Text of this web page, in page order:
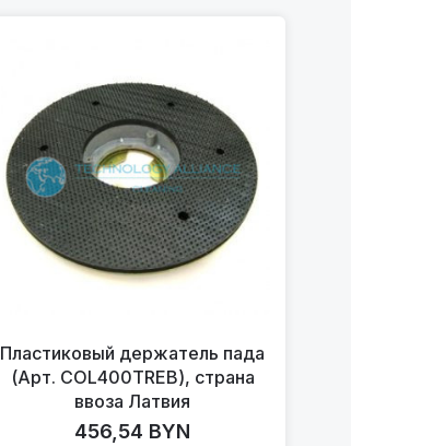
Пластиковый держатель пада
(Арт. COL400TREB), страна
ввоза Латвия
456,54 BYN